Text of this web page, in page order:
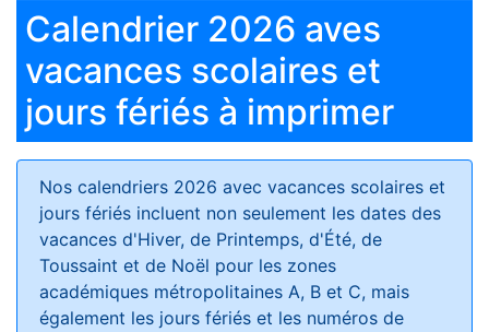
Calendrier 2026 aves
vacances scolaires et
jours fériés à imprimer
Nos calendriers 2026 avec vacances scolaires et
jours fériés incluent non seulement les dates des
vacances d'Hiver, de Printemps, d'Été, de
Toussaint et de Noël pour les zones
académiques métropolitaines A, B et C, mais
également les jours fériés et les numéros de